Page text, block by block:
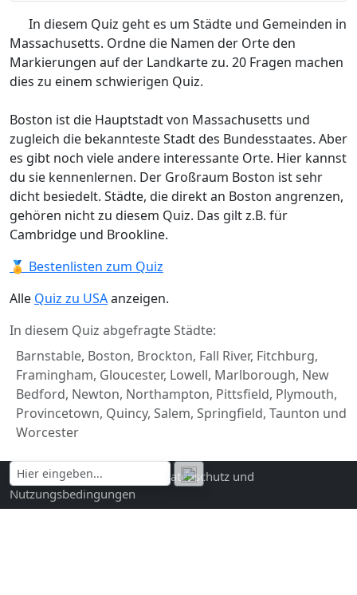
In diesem Quiz geht es um Städte und Gemeinden in
Massachusetts. Ordne die Namen der Orte den
Markierungen auf der Landkarte zu. 20 Fragen machen
dies zu einem schwierigen Quiz.
Boston ist die Hauptstadt von Massachusetts und
zugleich die bekannteste Stadt des Bundesstaates. Aber
es gibt noch viele andere interessante Orte. Hier kannst
du sie kennenlernen. Der Großraum Boston ist sehr
dicht besiedelt. Städte, die direkt an Boston angrenzen,
gehören nicht zu diesem Quiz. Das gilt z.B. für
Cambridge und Brookline.
🏅 Bestenlisten zum Quiz
Alle Quiz zu USAanzeigen.
In diesem Quiz abgefragte Städte:
Barnstable, Boston, Brockton, Fall River, Fitchburg,
Framingham, Gloucester, Lowell, Marlborough, New
Bedford, Newton, Northampton, Pittsfield, Plymouth,
Provincetown, Quincy, Salem, Springfield, Taunton und
Worcester
Kontakt und Impressum
Datenschutz und
Nutzungsbedingungen